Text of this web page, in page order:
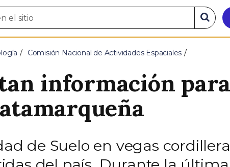
en
el
Comisión Nacional de Actividades Espaciales
información
de Suelo en vegas